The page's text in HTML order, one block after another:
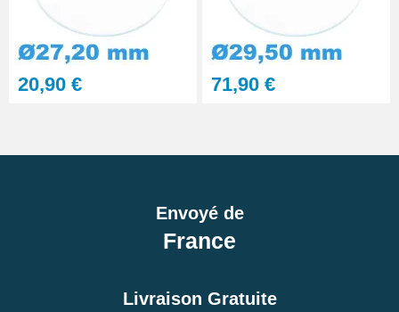
20,90 € 71,90 €
Envoyé de
France
Livraison Gratuite